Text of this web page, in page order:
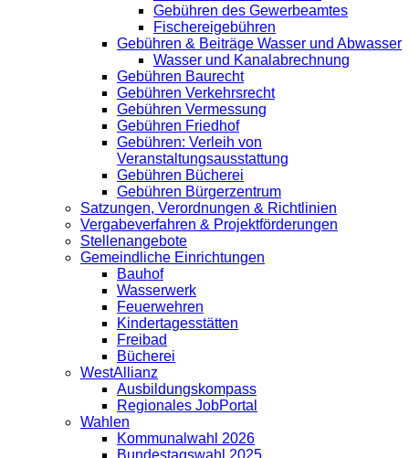
Gebühren des Gewerbeamtes
Fischereigebühren
Gebühren & Beiträge Wasser und Abwasser
Wasser und Kanalabrechnung
Gebühren Baurecht
Gebühren Verkehrsrecht
Gebühren Vermessung
Gebühren Friedhof
Gebühren: Verleih von
Veranstaltungsausstattung
Gebühren Bücherei
Gebühren Bürgerzentrum
Satzungen, Verordnungen & Richtlinien
Vergabeverfahren & Projektförderungen
Stellenangebote
Gemeindliche Einrichtungen
Bauhof
Wasserwerk
Feuerwehren
Kindertagesstätten
Freibad
Bücherei
WestAllianz
Ausbildungskompass
Regionales JobPortal
Wahlen
Kommunalwahl 2026
Bundestagswahl 2025